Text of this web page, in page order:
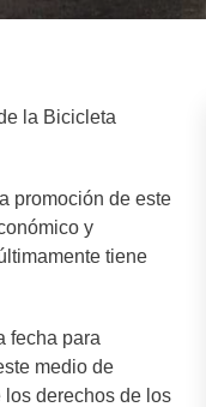
la Bicicleta
promoción de este
y
tiene
fecha para
medio de
los derechos de los